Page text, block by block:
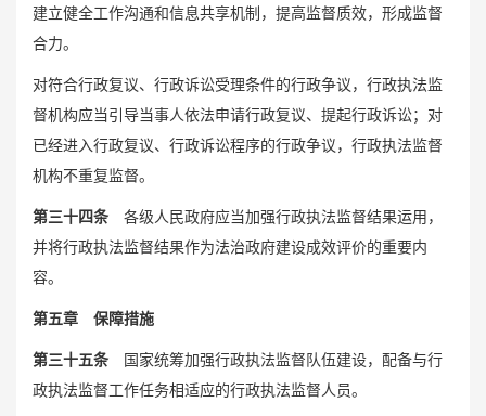
建立健全工作沟通和信息共享机制，提高监督质效，形成监督
合力。
对符合行政复议、行政诉讼受理条件的行政争议，行政执法监
督机构应当引导当事人依法申请行政复议、提起行政诉讼；对
已经进入行政复议、行政诉讼程序的行政争议，行政执法监督
机构不重复监督。
第三十四条 各级人民政府应当加强行政执法监督结果运用，
并将行政执法监督结果作为法治政府建设成效评价的重要内
容。
第五章 保障措施
第三十五条 国家统筹加强行政执法监督队伍建设，配备与行
政执法监督工作任务相适应的行政执法监督人员。